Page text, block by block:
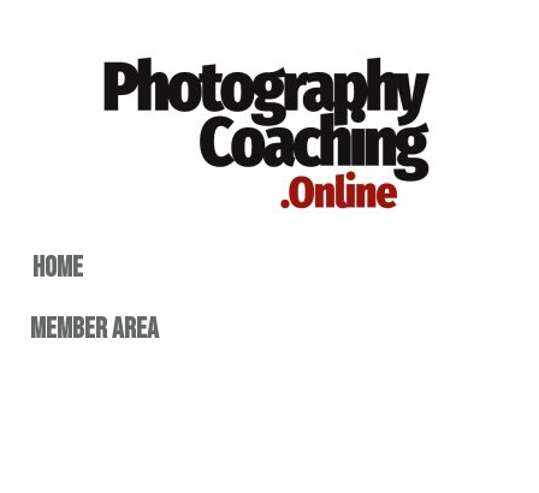
home
member area